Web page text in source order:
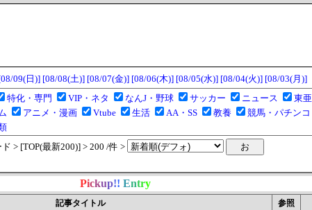
09(日)] [08/08(土)] [08/07(金)] [08/06(木)] [08/05(水)] [08/04(火)] [08/03(月)]
特化・専門 VIP・ネタ なんJ・野球 サッカー ニュース 東亜
アニメ・漫画 Vtube 生活 AA・SS 教養 競馬・パチンコ
> [TOP(最新200)] > 200 /件 >
Pickup!! Entry
記事タイトル 参照